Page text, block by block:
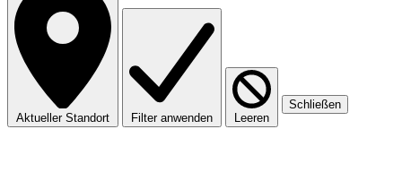
Aktueller Standort Filter anwenden Leeren
Schließen